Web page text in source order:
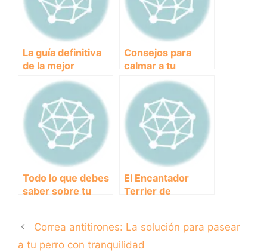
La guía definitiva
de la mejor
alimentación para
cachorros
Consejos para
calmar a tu
cachorro cuando
llora por la noche
Todo lo que debes
saber sobre tu
y cuidados
básicos
El Encantador
Terrier de
Raza de Perro.
Correa antitirones: La solución para pasear
a tu perro con tranquilidad